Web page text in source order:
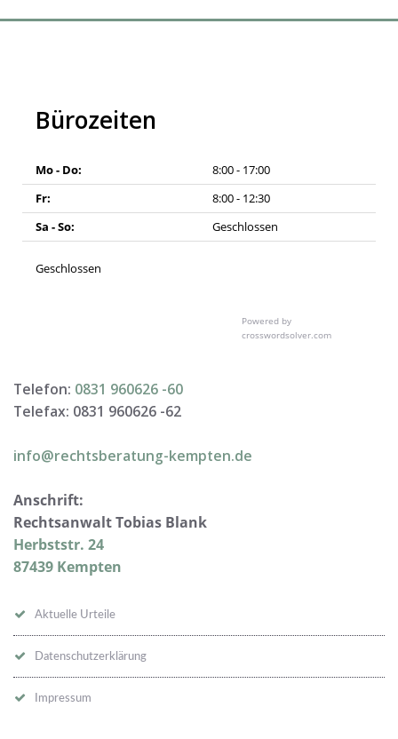
Bürozeiten
Mo - Do:
8:00 - 17:00
Fr:
8:00 - 12:30
Sa - So:
Geschlossen
Geschlossen
Powered by
crosswordsolver.com
Telefon: 0831 960626 -60
Telefax: 0831 960626 -62
info@rechtsberatung-kempten.de
Anschrift:
Rechtsanwalt Tobias Blank
Herbststr. 24
87439 Kempten
Aktuelle Urteile
Datenschutzerklärung
Impressum